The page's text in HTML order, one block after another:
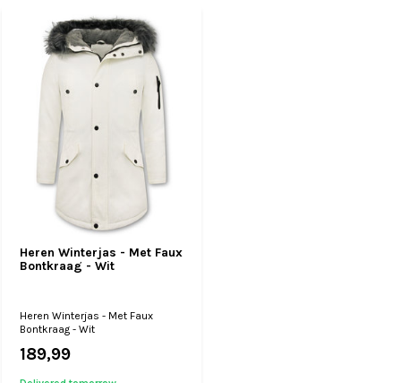
Heren Winterjas - Met Faux
Bontkraag - Wit
Heren Winterjas - Met Faux
Bontkraag - Wit
189,99